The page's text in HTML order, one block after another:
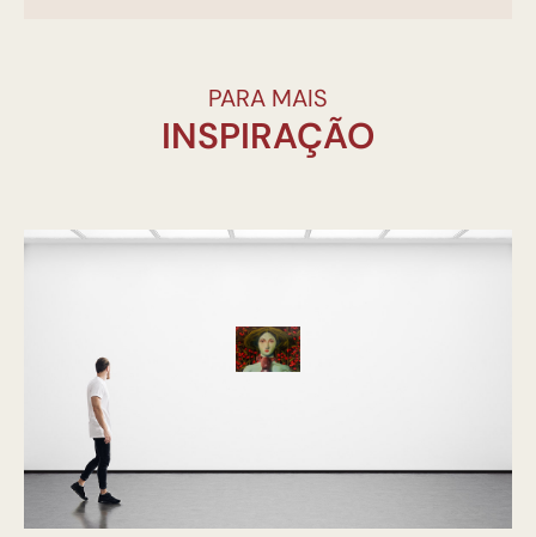
PARA MAIS
INSPIRAÇÃO